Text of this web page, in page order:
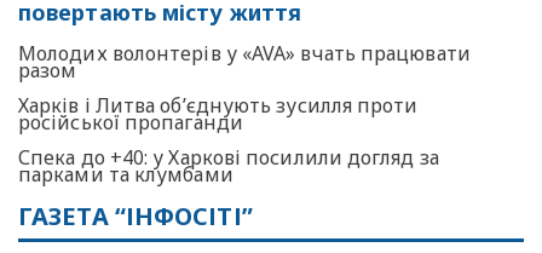
повертають місту життя
Молодих волонтерів у «AVA» вчать працювати
разом
Харків і Литва об’єднують зусилля проти
російської пропаганди
Спека до +40: у Харкові посилили догляд за
парками та клумбами
ГАЗЕТА “ІНФОСІТІ”